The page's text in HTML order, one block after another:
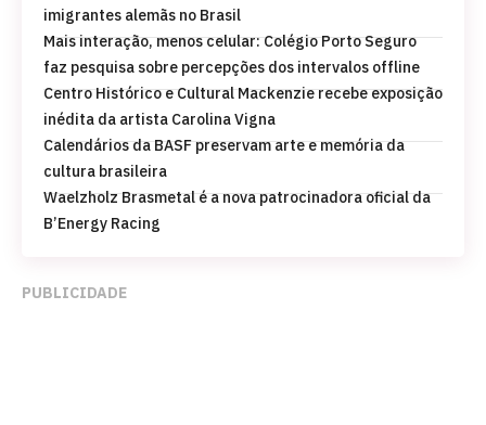
imigrantes alemãs no Brasil
Mais interação, menos celular: Colégio Porto Seguro
faz pesquisa sobre percepções dos intervalos offline
Centro Histórico e Cultural Mackenzie recebe exposição
inédita da artista Carolina Vigna
Calendários da BASF preservam arte e memória da
cultura brasileira
Waelzholz Brasmetal é a nova patrocinadora oficial da
B’Energy Racing
PUBLICIDADE